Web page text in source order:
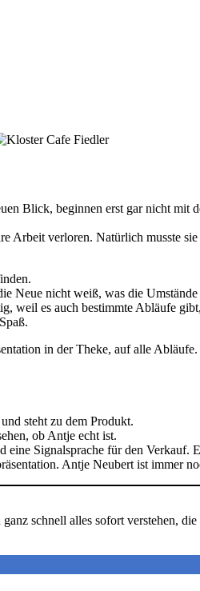
Blick, beginnen erst gar nicht
Arbeit verloren. Natürlich musste
Neue nicht weiß, was die Umstände
es auch bestimmte Abläufe
in der Theke, auf alle
steht zu dem Produkt.
ob Antje echt ist.
Signalsprache für den
Antje Neubert ist immer
schnell alles sofort verstehen,